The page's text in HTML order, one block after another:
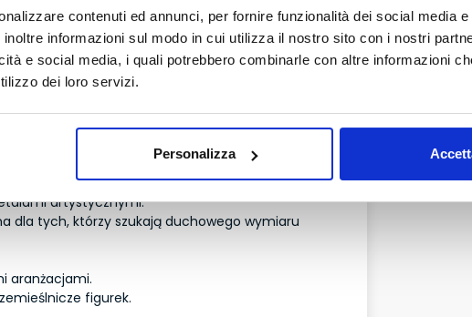
contenuti ed annunci, per fornire funzionalità dei social media
informazioni sul modo in cui utilizza il nostro sito con i nostri
e social media, i quali potrebbero combinarle con altre informazioni
dei loro servizi.
Personalizza
a Quattro Canti, znajdziesz:
strojach;
mistrzów palermitańskich;
Franciszka;
Palazzo Sant’Elia.
poświęcone współistnieniu różnych narodów.
artystycznymi.
dla tych, którzy szukają duchowego wymiaru
aranżacjami.
figurek.